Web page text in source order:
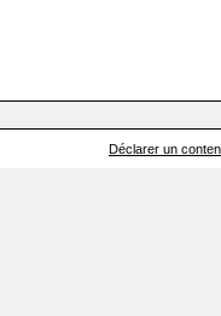
Déclarer un